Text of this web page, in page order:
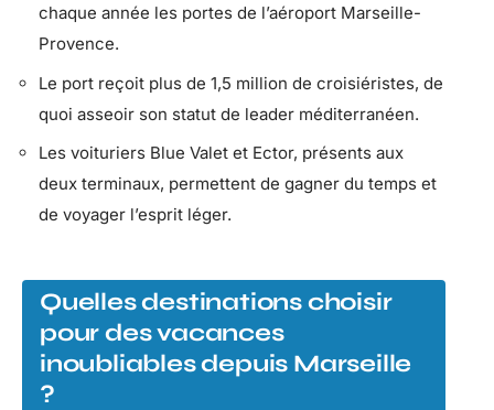
chaque année les portes de l’aéroport Marseille-
Provence.
Le port reçoit plus de 1,5 million de croisiéristes, de
quoi asseoir son statut de leader méditerranéen.
Les voituriers Blue Valet et Ector, présents aux
deux terminaux, permettent de gagner du temps et
de voyager l’esprit léger.
Quelles destinations choisir
pour des vacances
inoubliables depuis Marseille
?